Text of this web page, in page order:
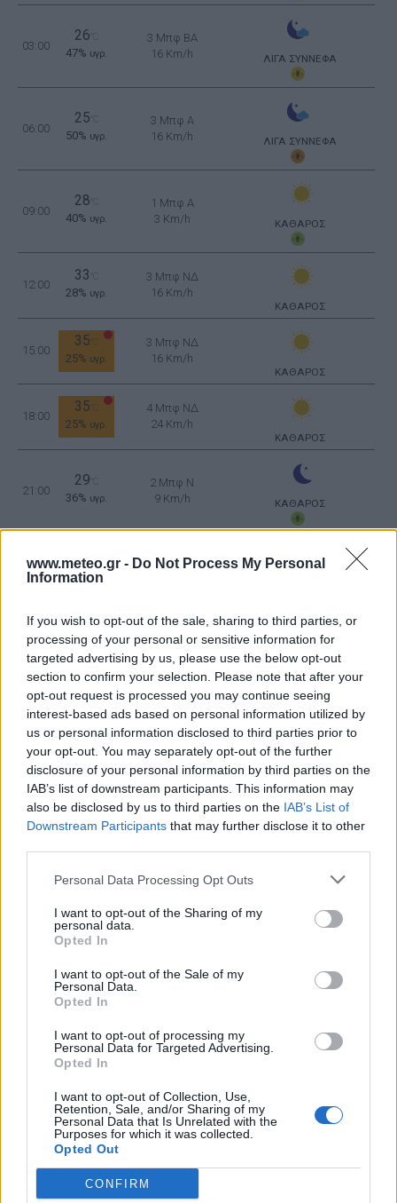
www.meteo.gr - Do Not Process My Personal
Information
If you wish to opt-out of the sale, sharing to third parties, or
processing of your personal or sensitive information for
targeted advertising by us, please use the below opt-out
section to confirm your selection. Please note that after your
opt-out request is processed you may continue seeing
interest-based ads based on personal information utilized by
us or personal information disclosed to third parties prior to
your opt-out. You may separately opt-out of the further
disclosure of your personal information by third parties on the
IAB’s list of downstream participants. This information may
also be disclosed by us to third parties on the IAB’s List of
Downstream Participants that may further disclose it to other
Personal Data Processing Opt Outs
I want to opt-out of the Sharing of my
personal data.
Opted In
I want to opt-out of the Sale of my
Personal Data.
Opted In
I want to opt-out of processing my
Personal Data for Targeted Advertising.
Opted In
I want to opt-out of Collection, Use,
Retention, Sale, and/or Sharing of my
Personal Data that Is Unrelated with the
Purposes for which it was collected.
Opted Out
CONFIRM
03:00
26
47% υγρ.
3 Μπφ BA
16 Km/h
ΛΙΓΑ ΣΥΝΝΕΦΑ
06:00
25
50% υγρ.
3 Μπφ Α
16 Km/h
ΛΙΓΑ ΣΥΝΝΕΦΑ
09:00
28
40% υγρ.
1 Μπφ Α
3 Km/h
ΚΑΘΑΡΟΣ
12:00
33
28% υγρ.
3 Μπφ ΝΔ
16 Km/h
ΚΑΘΑΡΟΣ
15:00
35
25% υγρ.
3 Μπφ ΝΔ
16 Km/h
ΚΑΘΑΡΟΣ
18:00
35
25% υγρ.
4 Μπφ ΝΔ
24 Km/h
ΚΑΘΑΡΟΣ
21:00
29
36% υγρ.
2 Μπφ N
9 Km/h
ΚΑΘΑΡΟΣ
Ανατολή: 06:34 - Δύση 20:31
66%
3 Km/h
ΚΑΘΑΡΟΣ
03:00
24°C
52%υγρ.
2 Μπφ B
9 Km/h
ΚΑΘΑΡΟΣ
06:00
24
50% υγρ.
3 Μπφ BA
ΚΑΘΑΡΟΣ
09:00
36 °C
23%υγρ.
2 Μπφ Δ
38°C
18%υγρ.
37°C
24%υγρ.
2 Μπφ NA
31°C
36%υγρ.
2 Μπφ N
9 Km/h
ΠΕΜΠΤΗ13 Ανατολή: 06:35 - Δύση 20:30